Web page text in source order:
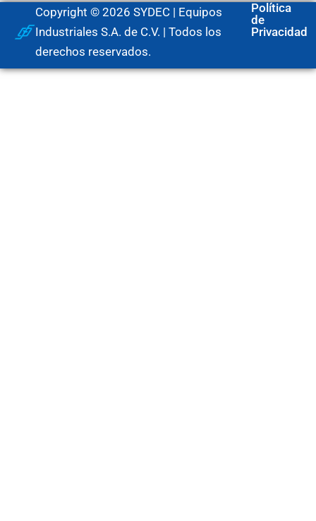
Copyright © 2026 SYDEC | Equipos
Industriales S.A. de C.V. | Todos los
derechos reservados.
Política
de
Privacidad